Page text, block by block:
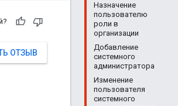
Назначение
пользователю
роли в
организации
Добавление
системного
администратора
Изменение
пользователя
системного
ОТЗЫВ